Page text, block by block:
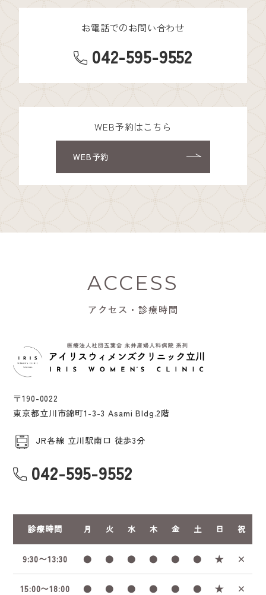
お電話でのお問い合わせ
042-595-9552
WEB予約はこちら
WEB予約
ACCESS
アクセス・診療時間
〒190-0022
東京都立川市錦町1-3-3 Asami Bldg.2階
JR各線 立川駅南口 徒歩3分
042-595-9552
診療時間 月 火 水 木 金 土 日 祝
9:30〜13:30 ● ● ● ● ● ● ★ ×
15:00〜18:00 ● ● ● ● ● ● ★
×